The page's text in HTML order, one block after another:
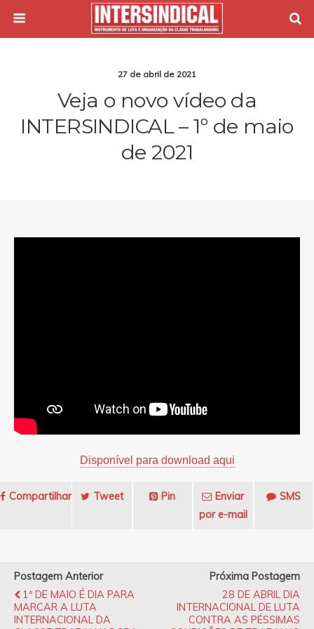
27 de abril de 2021
Veja o novo vídeo da
INTERSINDICAL – 1º de maio
de 2021
Disponível para download aqui
Compartilhar Tweet Pin
Enviar
por e-mail
SMS
Postagem Anterior
1º DE MAIO É DIA PARA
MARCAR A LUTA
INTERNACIONAL DA
Próxima Postagem
28 DE ABRIL DIA
INTERNACIONAL DE LUTA
CONTRA AS PÉSSIMAS